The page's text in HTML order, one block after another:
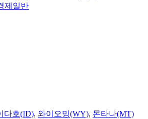
제일반
다호(ID), 와이오밍(WY), 몬타나(MT)